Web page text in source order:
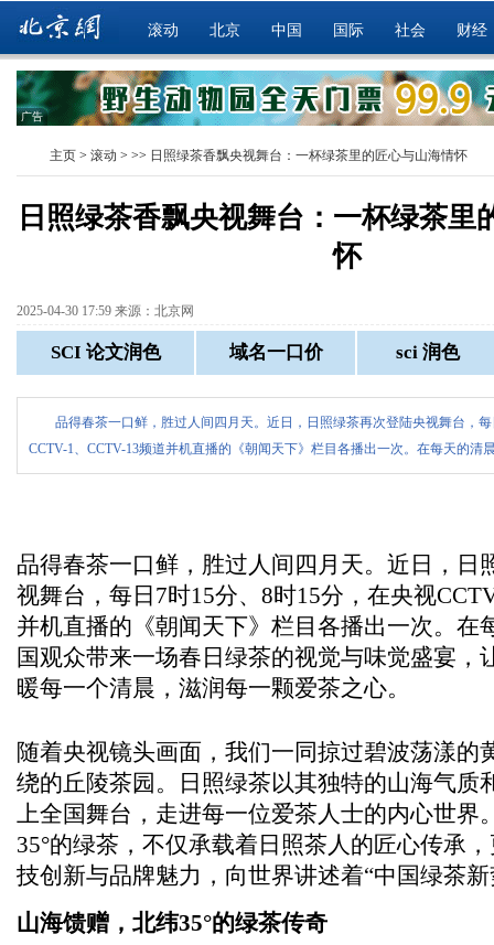
滚动 北京 中国 国际 社会 财经
广告
主页 > 滚动 > >> 日照绿茶香飘央视舞台：一杯绿茶里的匠心与山海情怀
日照绿茶香飘央视舞台：一杯绿茶里
怀
2025-04-30 17:59 来源：北京网
品得春茶一口鲜，胜过人间四月天。近日，日照绿茶再次登陆央视舞台，
CCTV-1、CCTV-13频道并机直播的《朝闻天下》栏目各播出一次。在每天的清
品得春茶一口鲜，胜过人间四月天。近日，日
视舞台，每日7时15分、8时15分，在央视
并机直播的《朝闻天下》栏目各播出一次。在
国观众带来一场春日绿茶的视觉与味觉盛宴，
暖每一个清晨，滋润每一颗爱茶之心。
随着央视镜头画面，我们一同掠过碧波荡漾的
绕的丘陵茶园。日照绿茶以其独特的山海气质
上全国舞台，走进每一位爱茶人士的内心世界
35°的绿茶，不仅承载着日照茶人的匠心传承
技创新与品牌魅力，向世界讲述着“中国绿茶
山海馈赠，北纬35°的绿茶传奇